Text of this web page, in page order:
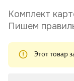
Комплект
Пишем
Этот товар